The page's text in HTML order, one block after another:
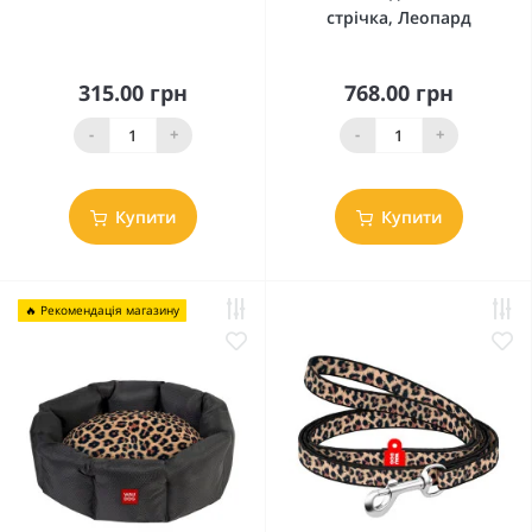
315.00 грн
- +
Купити
стрічка, Леопард
768.00 грн
- +
Купити
🔥 Рекомендація магазину